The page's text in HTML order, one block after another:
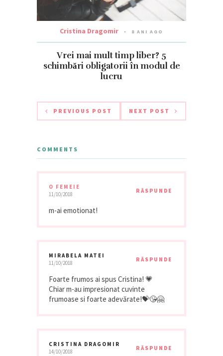
Cristina Dragomir 8 ANI AGO
Vrei mai mult timp liber? 5
schimbări obligatorii în modul de
lucru
PREVIOUS POST NEXT POST
COMMENTS
O FEMEIE
11/10/2018
RĂSPUNDE
m-ai emotionat!
MIRABELA MATEI
11/10/2018
RĂSPUNDE
Foarte frumos ai spus Cristina! 💗
Chiar m-au impresionat cuvinte
frumoase si foarte adevărate!💝😘🤗
CRISTINA DRAGOMIR
14/10/2018
RĂSPUNDE